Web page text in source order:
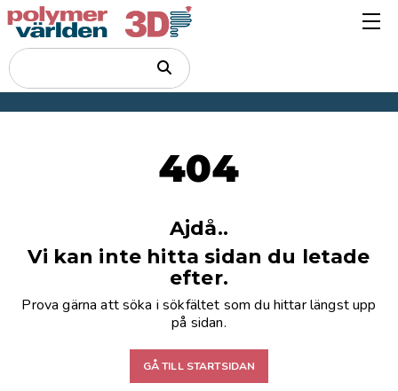
404
Ajdå..
Vi kan inte hitta sidan du letade
efter.
Prova gärna att söka i sökfältet som du hittar längst upp
på sidan.
GÅ TILL STARTSIDAN